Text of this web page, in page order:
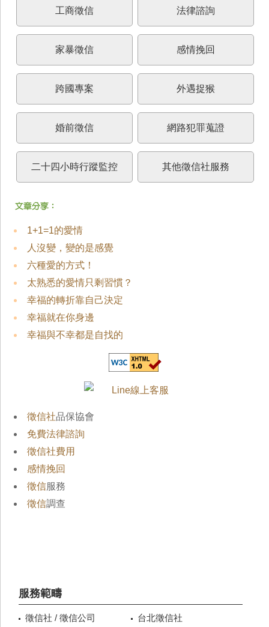
工商徵信 法律諮詢
家暴徵信 感情挽回
跨國專案 外遇捉猴
婚前徵信 網路犯罪蒐證
二十四小時行蹤監控 其他徵信社服務
1+1=1的愛情
人沒變，變的是感覺
六種愛的方式！
太熟悉的愛情只剩習慣？
幸福的轉折靠自己決定
幸福就在你身邊
幸福與不幸都是自找的
徵信社品保協會
免費法律諮詢
徵信社費用
感情挽回
徵信服務
徵信調查
服務範疇
徵信社 / 徵信公司
台北徵信社